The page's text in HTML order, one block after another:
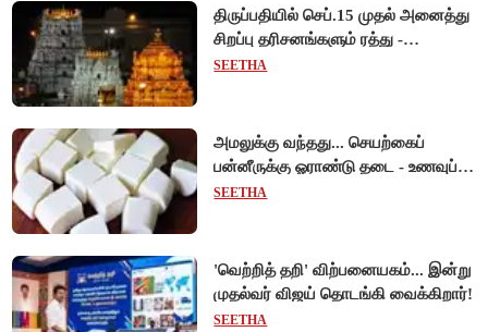
திருப்பதியில் செப்.15 முதல் அனைத்து
சிறப்பு தரிசனங்களும் ரத்து -
பிரம்மோற்சவத்திற்கான ஏற்பாடுகள்
SEETHA
அமலுக்கு வந்தது... செயற்கைப்
பன்னீருக்கு ஓராண்டு தடை - உணவுப்
பாதுகாப்புத் துறை நடவடிக்கை!
SEETHA
'வெற்றித் தறி' விற்பனையகம்... இன்று
முதல்வர் விஜய் தொடங்கி வைக்கிறார்!
SEETHA